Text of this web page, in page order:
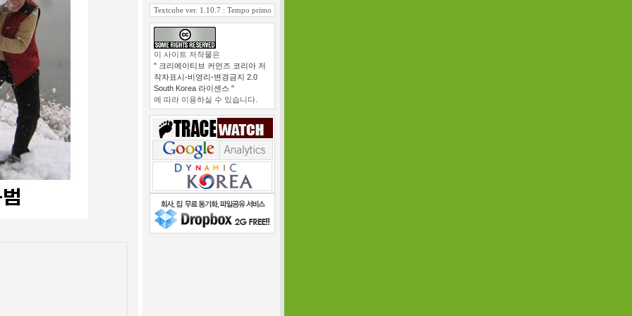
Textcube ver. 1.10.7 : Tempo primo
이 사이트 저작물은
" 크리에이티브 커먼즈 코리아 저
작자표시-비영리-변경금지 2.0
South Korea 라이센스 "
에 따라 이용하실 수 있습니다.